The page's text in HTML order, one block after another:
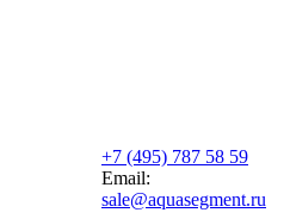
+7 (495) 787 58 59
Email:
sale@aquasegment.ru